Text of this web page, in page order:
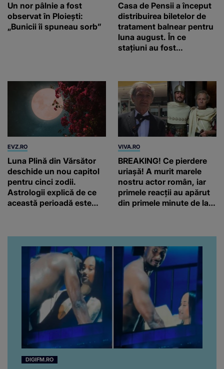
Un nor pâlnie a fost
observat în Ploiești:
„Bunicii îi spuneau sorb”
Casa de Pensii a început
distribuirea biletelor de
tratament balnear pentru
luna august. În ce
stațiuni au fost
EVZ.RO
Luna Plină din Vărsător
deschide un nou capitol
pentru cinci zodii.
Astrologii explică de ce
această perioadă este
VIVA.RO
BREAKING! Ce pierdere
uriașă! A murit marele
nostru actor român, iar
primele reacții au apărut
din primele minute de la
pentru el...” Ce s-a aflat
până în acest moment
DIGIFM.RO